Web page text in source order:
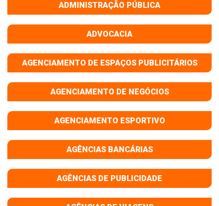
ADMINISTRAÇÃO PÚBLICA
ADVOCACIA
AGENCIAMENTO DE ESPAÇOS PUBLICITÁRIOS
AGENCIAMENTO DE NEGÓCIOS
AGENCIAMENTO ESPORTIVO
AGÊNCIAS BANCÁRIAS
AGÊNCIAS DE PUBLICIDADE